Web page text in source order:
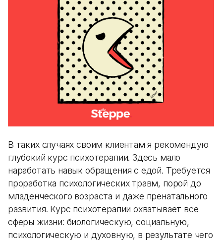
В таких случаях своим клиентам я рекомендую
глубокий курс психотерапии. Здесь мало
наработать навык обращения с едой. Требуется
проработка психологических травм, порой до
младенческого возраста и даже пренатального
развития. Курс психотерапии охватывает все
сферы жизни: биологическую, социальную,
психологическую и духовную, в результате чего